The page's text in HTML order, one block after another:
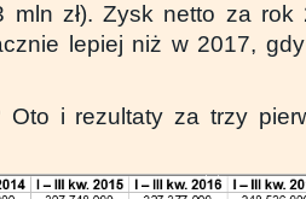
mln zł). Zysk netto za
lepiej niż w 2017,
i rezultaty za trzy